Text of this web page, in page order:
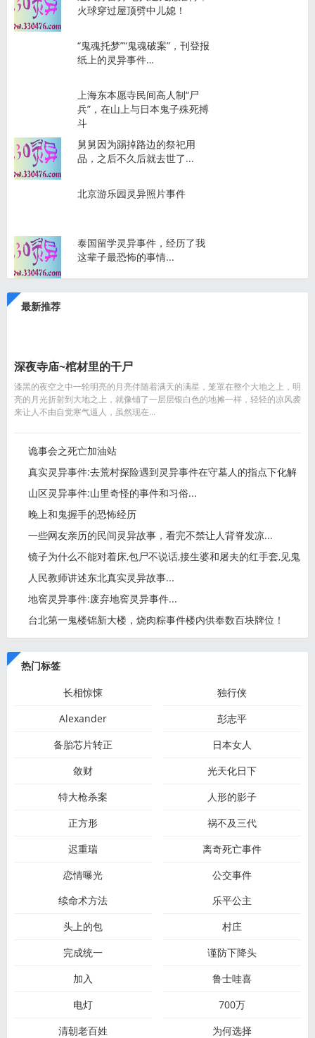
火球穿过屋顶劈中儿媳！
“鬼魂托梦”“鬼魂破案”，刊登报
纸上的灵异事件…
上海东本愿寺民间高人制“尸
兵”，在山上与日本鬼子殊死搏
斗
舅舅因为踢掉路边的祭祀用
品，之后不久后就去世了...
北京游乐园灵异照片事件
泰国留学灵异事件，经历了我
这辈子最恐怖的事情...
最新推荐
深夜寺庙~棺材里的干尸
漆黑的夜空之中一轮明亮的月亮伴随着满天的满星，笼罩在整个大地之上，明
亮的月光折射到大地之上，就像铺了一层层银白色的地摊一样，轻轻的凉风袭
来让人不由自觉寒气逼人，虽然现在...
诡事会之死亡加油站
真实灵异事件:去荒村探险遇到灵异事件在守墓人的指点下化解
山区灵异事件:山里奇怪的事件和习俗...
晚上和鬼握手的恐怖经历
一些网友亲历的民间灵异故事，看完不禁让人背脊发凉...
镜子为什么不能对着床,包尸不说话,接生婆和屠夫的红手套,见鬼
人民教师讲述东北真实灵异故事...
地窖灵异事件:废弃地窖灵异事件...
台北第一鬼楼锦新大楼，烧肉粽事件楼内供奉数百块牌位！
热门标签
长相惊悚
独行侠
Alexander
彭志平
备胎芯片转正
日本女人
敛财
光天化日下
特大枪杀案
人形的影子
正方形
祸不及三代
迟重瑞
离奇死亡事件
恋情曝光
公交事件
续命术方法
乐平公主
头上的包
村庄
完成统一
谨防下降头
加入
鲁士哇喜
电灯
700万
清朝老百姓
为何选择